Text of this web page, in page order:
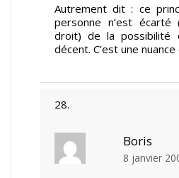
Autrement dit : ce
personne n’est
droit) de la possibilité
décent. C’est une
Boris
8 janvier